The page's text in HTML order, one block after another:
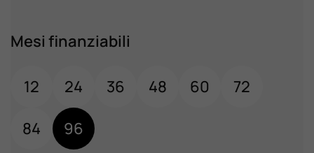
Mesi finanziabili
12 24 36 48 60
72
84
96